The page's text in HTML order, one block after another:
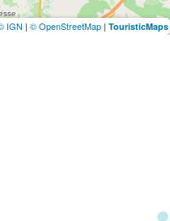
IGN | © OpenStreetMap | TouristicMaps